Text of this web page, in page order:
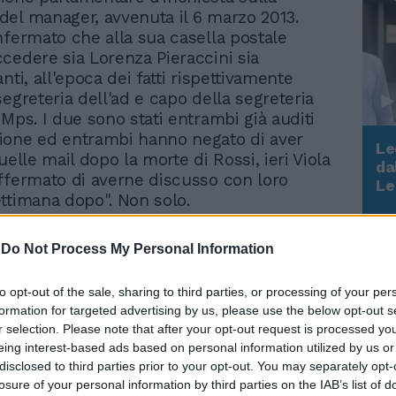
Do Not Process My Personal Information
opt-out of the sale, sharing to third parties, or processing of your
for targeted advertising by us, please use the below opt-out
selection. Please note that after your opt-out request is processed
interest-based ads based on personal information utilized by us
to third parties prior to your opt-out. You may separately
of your personal information by third parties on the IAB’s list of
manager, avvenuta il 6 marzo 2013.
che alla sua casella postale
sia Lorenza Pieraccini sia
all'epoca dei fatti rispettivamente
dell'ad e capo della segreteria
I due sono stati entrambi già auditi
ed entrambi hanno negato di aver
mail dopo la morte di Rossi, ieri Viola
di averne discusso con loro
dopo". Non solo.
Morte David Rossi, parla
la moglie del capo
comunicazione Mps:
"Solo ora si cerca la
Rudy Giuliani a Come States?
Trump, Meloni e la strategia
americana